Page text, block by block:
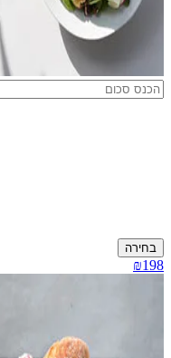
בחירה
₪198